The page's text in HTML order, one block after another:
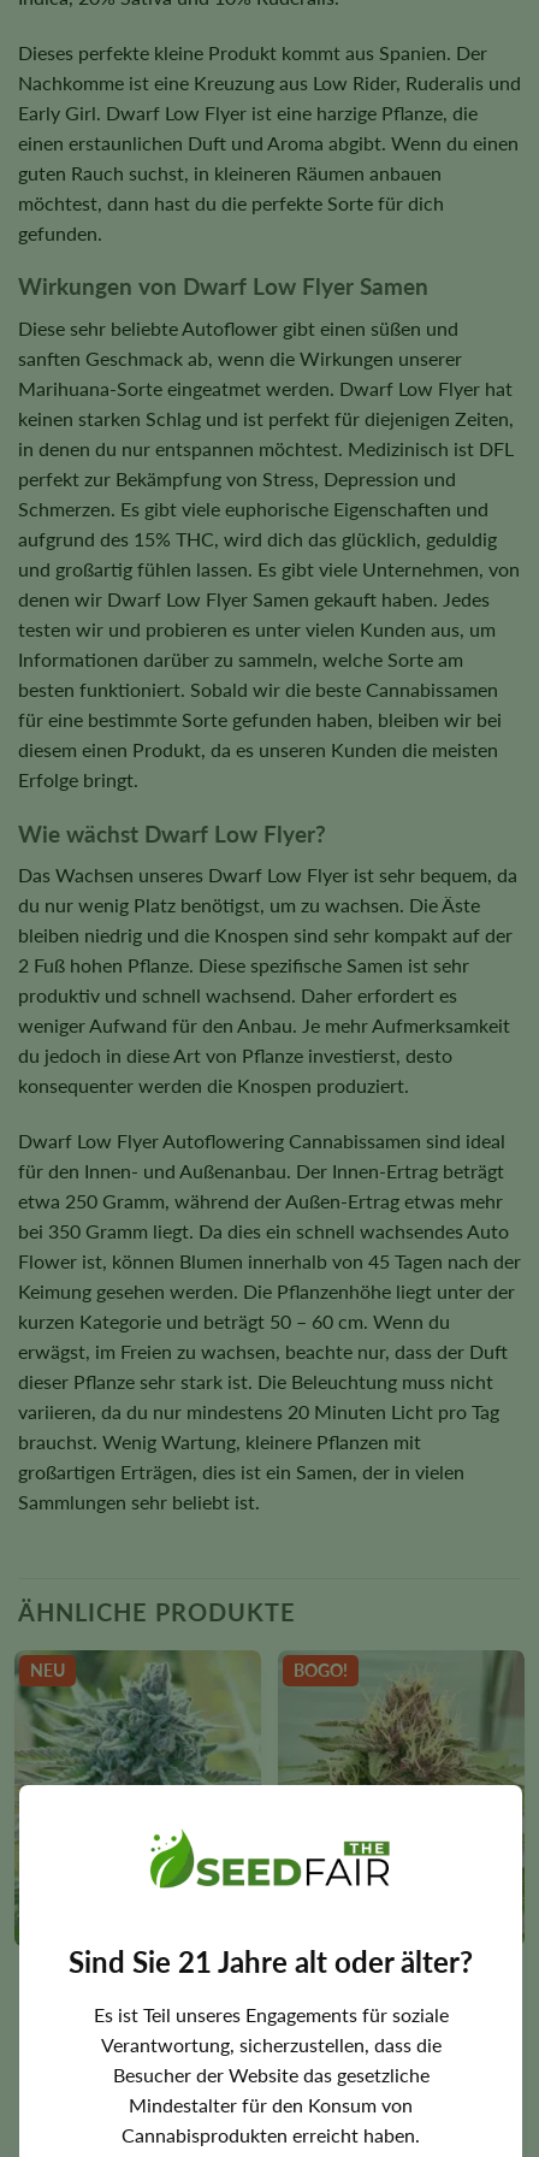
Sind Sie 21 Jahre alt oder älter?
Es ist Teil unseres Engagements für soziale
Verantwortung, sicherzustellen, dass die
Besucher der Website das gesetzliche
Mindestalter für den Konsum von
Cannabisprodukten erreicht haben.
Dieses perfekte kleine Produkt kommt aus Spanien. Der
Nachkomme ist eine Kreuzung aus Low Rider, Ruderalis und
Early Girl. Dwarf Low Flyer ist eine harzige Pflanze, die
einen erstaunlichen Duft und Aroma abgibt. Wenn du einen
guten Rauch suchst, in kleineren Räumen anbauen
möchtest, dann hast du die perfekte Sorte für dich
gefunden.
Wirkungen von Dwarf Low Flyer Samen
Diese sehr beliebte Autoflower gibt einen süßen und
sanften Geschmack ab, wenn die Wirkungen unserer
Marihuana-Sorte eingeatmet werden. Dwarf Low Flyer hat
keinen starken Schlag und ist perfekt für diejenigen Zeiten,
in denen du nur entspannen möchtest. Medizinisch ist DFL
perfekt zur Bekämpfung von Stress, Depression und
Schmerzen. Es gibt viele euphorische Eigenschaften und
aufgrund des 15% THC, wird dich das glücklich, geduldig
und großartig fühlen lassen. Es gibt viele Unternehmen, von
denen wir Dwarf Low Flyer Samen gekauft haben. Jedes
testen wir und probieren es unter vielen Kunden aus, um
Informationen darüber zu sammeln, welche Sorte am
besten funktioniert. Sobald wir die beste Cannabissamen
für eine bestimmte Sorte gefunden haben, bleiben wir bei
diesem einen Produkt, da es unseren Kunden die meisten
Erfolge bringt.
Wie wächst Dwarf Low Flyer?
Das Wachsen unseres Dwarf Low Flyer ist sehr bequem, da
du nur wenig Platz benötigst, um zu wachsen. Die Äste
bleiben niedrig und die Knospen sind sehr kompakt auf der
2 Fuß hohen Pflanze. Diese spezifische Samen ist sehr
produktiv und schnell wachsend. Daher erfordert es
weniger Aufwand für den Anbau. Je mehr Aufmerksamkeit
du jedoch in diese Art von Pflanze investierst, desto
konsequenter werden die Knospen produziert.
Dwarf Low Flyer Autoflowering Cannabissamen sind ideal
für den Innen- und Außenanbau. Der Innen-Ertrag beträgt
etwa 250 Gramm, während der Außen-Ertrag etwas mehr
bei 350 Gramm liegt. Da dies ein schnell wachsendes Auto
Flower ist, können Blumen innerhalb von 45 Tagen nach der
Keimung gesehen werden. Die Pflanzenhöhe liegt unter der
kurzen Kategorie und beträgt 50 – 60 cm. Wenn du
erwägst, im Freien zu wachsen, beachte nur, dass der Duft
dieser Pflanze sehr stark ist. Die Beleuchtung muss nicht
variieren, da du nur mindestens 20 Minuten Licht pro Tag
brauchst. Wenig Wartung, kleinere Pflanzen mit
großartigen Erträgen, dies ist ein Samen, der in vielen
Sammlungen sehr beliebt ist.
ÄHNLICHE PRODUKTE
NEU
Candy Kush Autoflower
1 Rezension
Indica Dominant
18% THC
BOGO!
Cherry Pie Samen
Photoperiode
Femininisiert
Indica Dominant
20% THC
35.00€
This
product
has